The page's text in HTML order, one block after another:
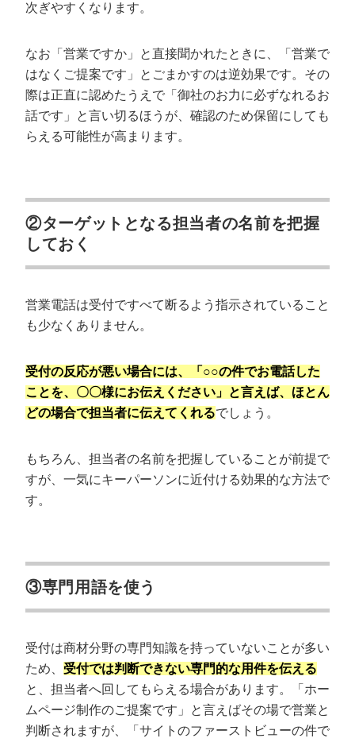
次ぎやすくなります。
なお「営業ですか」と直接聞かれたときに、「営業で
はなくご提案です」とごまかすのは逆効果です。その
際は正直に認めたうえで「御社のお力に必ずなれるお
話です」と言い切るほうが、確認のため保留にしても
らえる可能性が高まります。
②ターゲットとなる担当者の名前を把握
しておく
営業電話は受付ですべて断るよう指示されていること
も少なくありません。
受付の反応が悪い場合には、「○○の件でお電話した
ことを、〇〇様にお伝えください」と言えば、ほとん
どの場合で担当者に伝えてくれるでしょう。
もちろん、担当者の名前を把握していることが前提で
すが、一気にキーパーソンに近付ける効果的な方法で
す。
③専門用語を使う
受付は商材分野の専門知識を持っていないことが多い
ため、 受付では判断できない専門的な用件を伝える
と、担当者へ回してもらえる場合があります。「ホー
ムページ制作のご提案です」と言えばその場で営業と
判断されますが、「サイトのファーストビューの件で